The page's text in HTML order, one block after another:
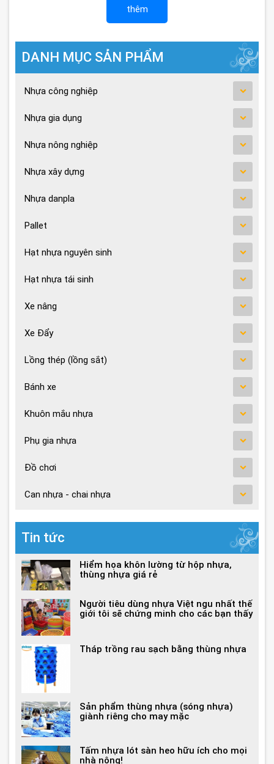
thêm
DANH MỤC SẢN PHẨM
Nhựa công nghiệp
Nhựa gia dụng
Nhựa nông nghiệp
Nhựa xây dựng
Nhựa danpla
Pallet
Hạt nhựa nguyên sinh
Hạt nhựa tái sinh
Xe nâng
Xe Đẩy
Lồng thép (lồng sắt)
Bánh xe
Khuôn mắu nhựa
Phụ gia nhựa
Đồ chơi
Can nhựa - chai nhựa
Tin tức
Hiểm họa khôn lường từ hộp nhựa,
thùng nhựa giá rẻ
Người tiêu dùng nhựa Việt ngu nhất thế
giới tôi sẽ chứng minh cho các bạn thấy
Tháp trồng rau sạch bằng thùng nhựa
Sản phẩm thùng nhựa (sóng nhựa)
giành riêng cho may mặc
Tấm nhựa lót sàn heo hữu ích cho mọi
nhà nông!